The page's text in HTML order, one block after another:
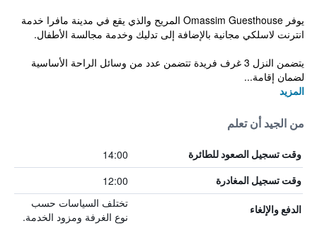
يوفر Omassim Guesthouse المريح والذي يقع في مدينة مافرا خدمة
انترنت لاسلكي مجانية بالإضافة إلى تدليك وخدمة مجالسة الأطفال.
يتضمن النزل 3 غرف فريدة تتضمن عدد من وسائل الراحة الأساسية
لضمان إقامة...
المزيد
من الجيد أن تعلم
وقت تسجيل الصعود للطائرة 14:00
وقت تسجيل المغادرة 12:00
الدفع والإلغاء
تختلف السياسات حسب
نوع الغرفة ومزود الخدمة.